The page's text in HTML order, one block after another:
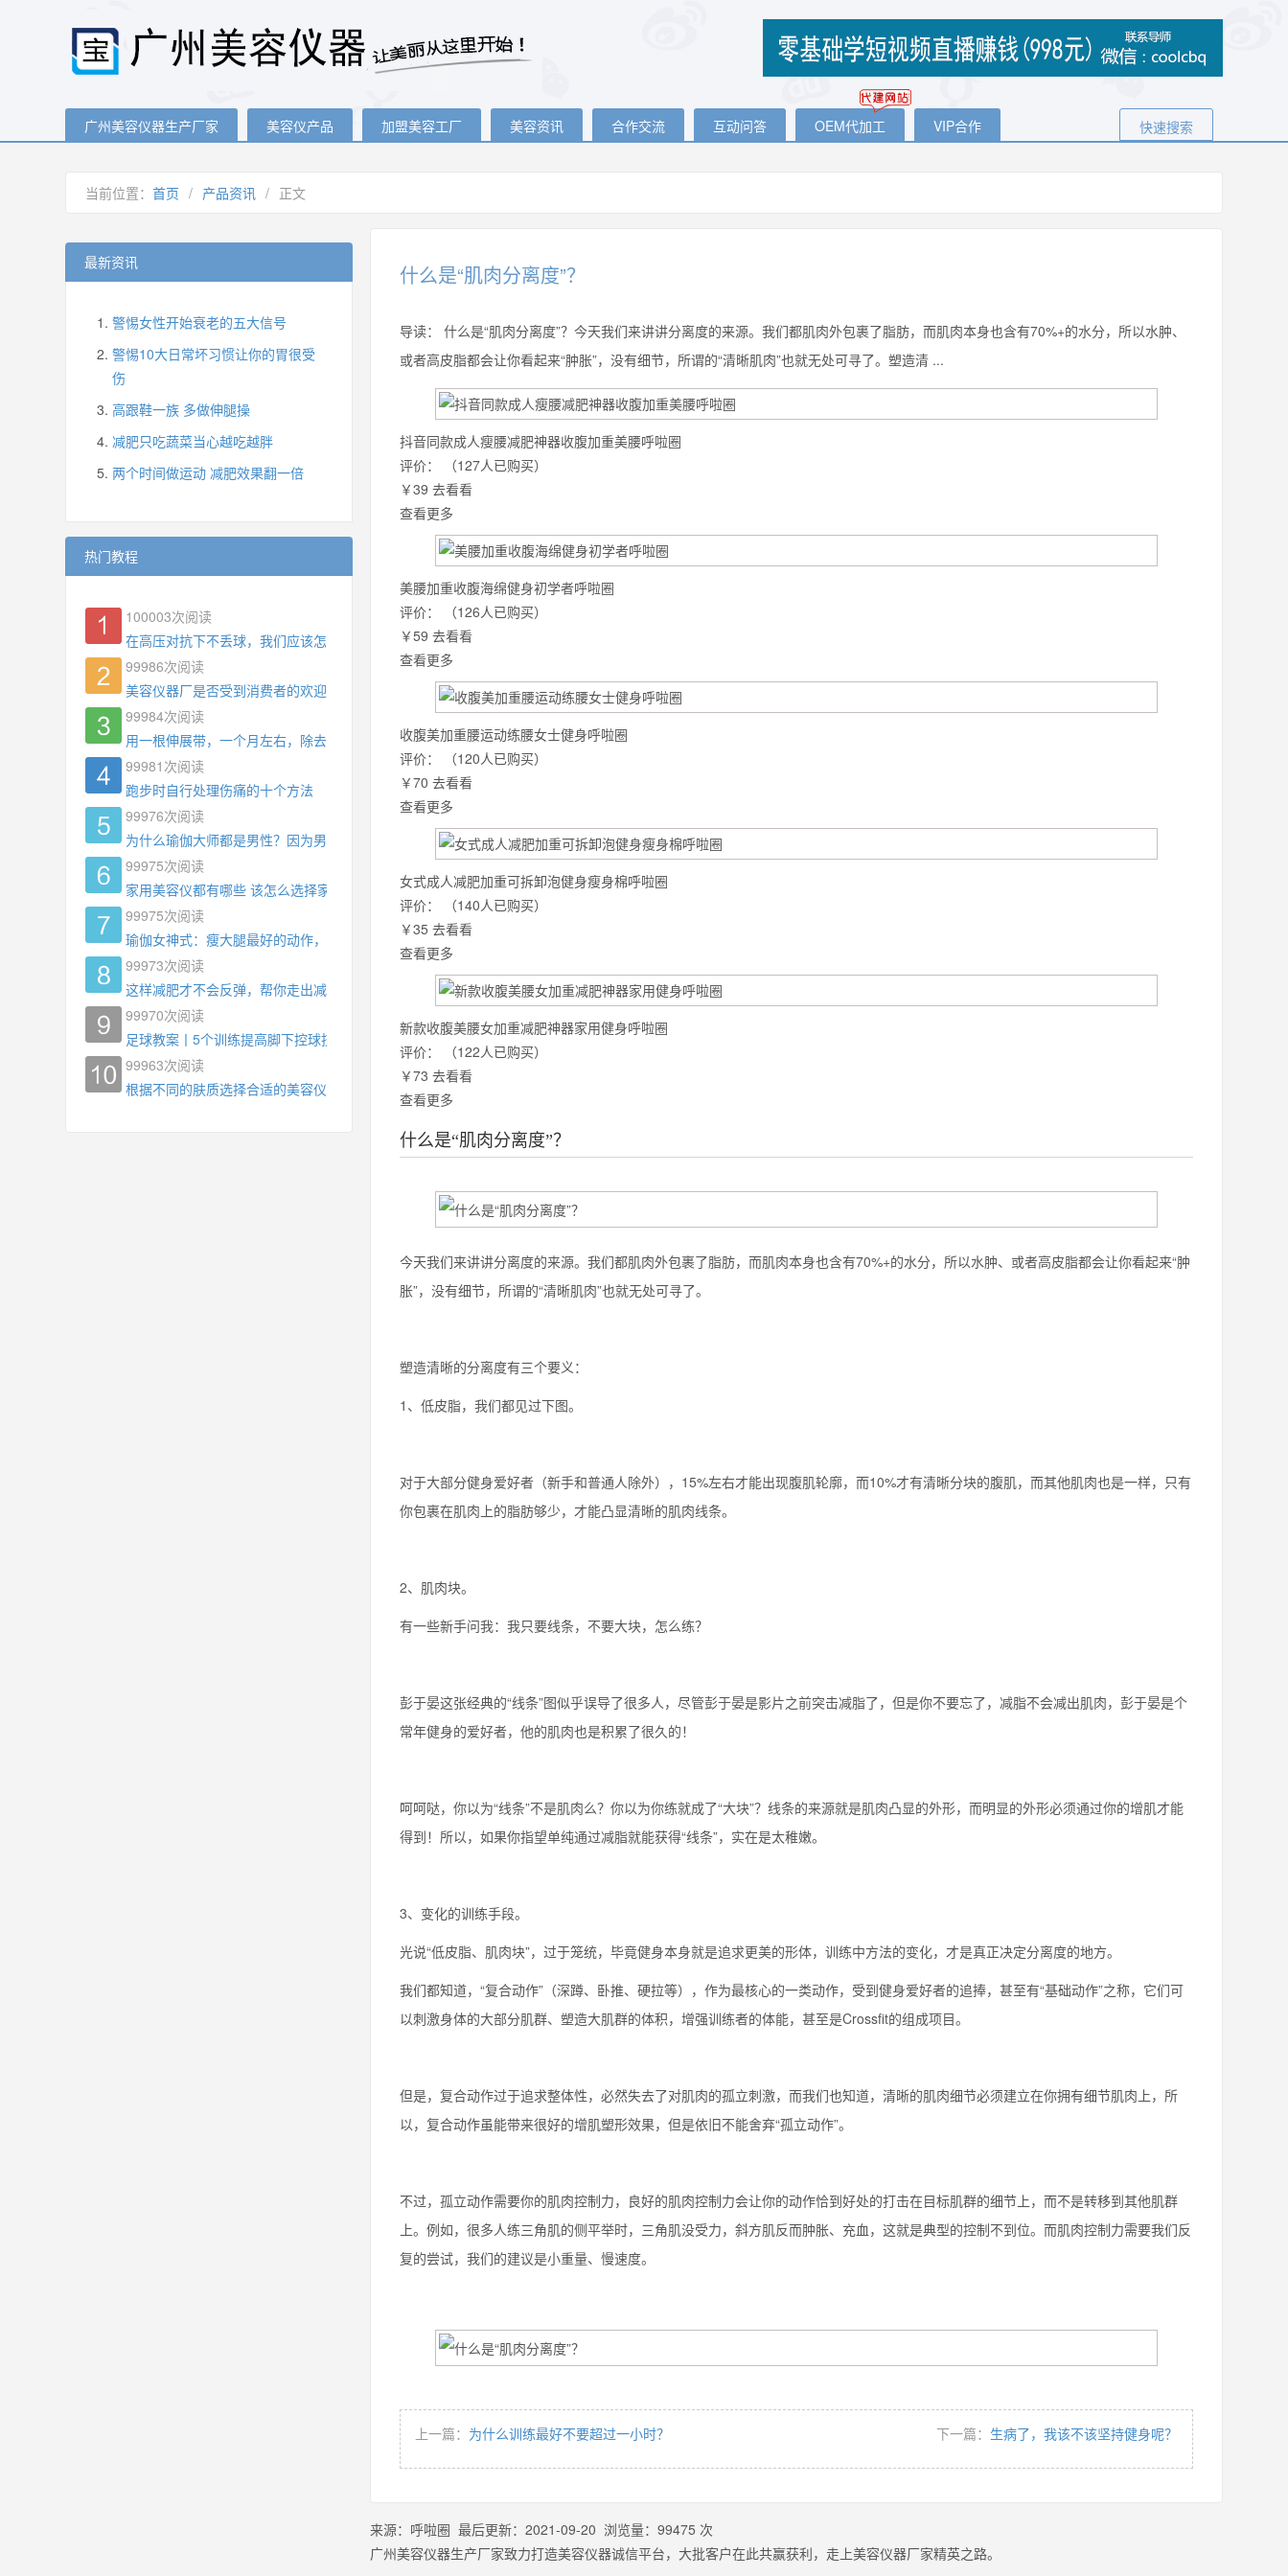
广州美容仪器生产厂家 美容仪产品 加盟美容工厂 美容资讯 合作交流 互动问答 OEM代加工 VIP合作 快速搜索
当前位置： 首页 / 产品资讯 / 正文
什么是“肌肉分离度”？
导读：
什么是“肌肉分离度”？今天我们来讲讲分离度的来源。我们都肌肉外包裹了脂肪，而肌肉本身也含有70%+的水分，所以水肿、
或者高皮脂都会让你看起来“肿胀”，没有细节，所谓的“清晰肌肉”也就无处可寻了。塑造清 ...
抖音同款成人瘦腰减肥神器收腹加重美腰呼啦圈
评价：
（127人已购买）
￥39 去看看
查看更多
美腰加重收腹海绵健身初学者呼啦圈
评价：
（126人已购买）
￥59 去看看
查看更多
收腹美加重腰运动练腰女士健身呼啦圈
评价：
（120人已购买）
￥70 去看看
查看更多
女式成人减肥加重可拆卸泡健身瘦身棉呼啦圈
评价：
（140人已购买）
￥35 去看看
查看更多
新款收腹美腰女加重减肥神器家用健身呼啦圈
评价：
（122人已购买）
￥73 去看看
查看更多
什么是“肌肉分离度”？
今天我们来讲讲分离度的来源。我们都肌肉外包裹了脂肪，而肌肉本身也含有70%+的水分，所以水肿、或者高皮脂都会让你看起来“肿
胀”，没有细节，所谓的“清晰肌肉”也就无处可寻了。
塑造清晰的分离度有三个要义：
1、低皮脂，我们都见过下图。
对于大部分健身爱好者（新手和普通人除外），15%左右才能出现腹肌轮廓，而10%才有清晰分块的腹肌，而其他肌肉也是一样，只有
你包裹在肌肉上的脂肪够少，才能凸显清晰的肌肉线条。
2、肌肉块。
有一些新手问我：我只要线条，不要大块，怎么练？
彭于晏这张经典的“线条”图似乎误导了很多人，尽管彭于晏是影片之前突击减脂了，但是你不要忘了，减脂不会减出肌肉，彭于晏是个
常年健身的爱好者，他的肌肉也是积累了很久的！
呵呵哒，你以为“线条”不是肌肉么？你以为你练就成了“大块”？线条的来源就是肌肉凸显的外形，而明显的外形必须通过你的增肌才能
得到！所以，如果你指望单纯通过减脂就能获得“线条”，实在是太稚嫩。
3、变化的训练手段。
光说“低皮脂、肌肉块”，过于笼统，毕竟健身本身就是追求更美的形体，训练中方法的变化，才是真正决定分离度的地方。
我们都知道，“复合动作”（深蹲、卧推、硬拉等），作为最核心的一类动作，受到健身爱好者的追捧，甚至有“基础动作”之称，它们可
以刺激身体的大部分肌群、塑造大肌群的体积，增强训练者的体能，甚至是Crossfit的组成项目。
但是，复合动作过于追求整体性，必然失去了对肌肉的孤立刺激，而我们也知道，清晰的肌肉细节必须建立在你拥有细节肌肉上，所
以，复合动作虽能带来很好的增肌塑形效果，但是依旧不能舍弃“孤立动作”。
不过，孤立动作需要你的肌肉控制力，良好的肌肉控制力会让你的动作恰到好处的打击在目标肌群的细节上，而不是转移到其他肌群
上。例如，很多人练三角肌的侧平举时，三角肌没受力，斜方肌反而肿胀、充血，这就是典型的控制不到位。而肌肉控制力需要我们反
复的尝试，我们的建议是小重量、慢速度。
上一篇： 为什么训练最好不要超过一小时？ 下一篇： 生病了，我该不该坚持健身呢？
来源： 呼啦圈 最后更新： 2021-09-20 浏览量： 99475 次
广州美容仪器生产厂家致力打造美容仪器诚信平台，大批客户在此共赢获利，走上美容仪器厂家精英之路。
最新资讯
警惕女性开始衰老的五大信号
警惕10大日常坏习惯让你的胃很受
伤
高跟鞋一族 多做伸腿操
减肥只吃蔬菜当心越吃越胖
两个时间做运动 减肥效果翻一倍
热门教程
100003次阅读
在高压对抗下不丢球，我们应该怎么练?
99986次阅读
美容仪器厂是否受到消费者的欢迎
99984次阅读
用一根伸展带，一个月左右，除去了手臂拜拜肉，背也变薄了
99981 次阅读
跑步时自行处理伤痛的十个方法
99976次阅读
为什么瑜伽大师都是男性？因为男权，让女性失去同等的机会
99975次阅读
家用美容仪都有哪些 该怎么选择家用美容仪
99975次阅读
瑜伽女神式：瘦大腿最好的动作，没有之一，为什么你练了没效果？
99973次阅读
这样减肥才不会反弹，帮你走出减肥瓶颈
99970次阅读
足球教案丨5个训练提高脚下控球技术
99963次阅读
根据不同的肤质选择合适的美容仪器